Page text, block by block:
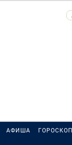
АФИША ГОРОСКОП